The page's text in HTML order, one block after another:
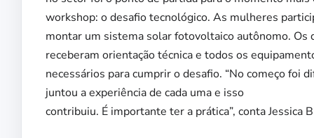
workshop: o desafio tecnológico. As mulheres
montar um sistema solar fotovoltaico autônomo. Os
receberam orientação técnica e todos os
necessários para cumprir o desafio. “No começo foi
juntou a experiência de cada uma e isso
contribuiu. É importante ter a prática”, conta Jessica